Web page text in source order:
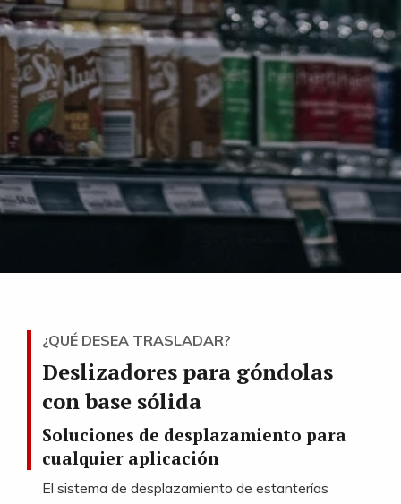
¿QUÉ DESEA TRASLADAR?
Deslizadores para góndolas
con base sólida
Soluciones de desplazamiento para
cualquier aplicación
El sistema de desplazamiento de estanterías